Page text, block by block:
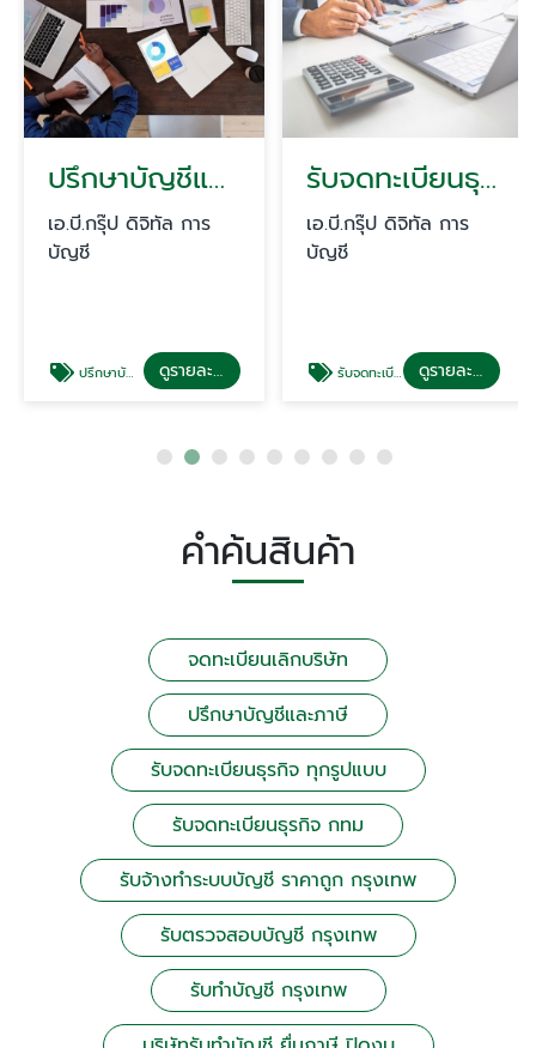
ปรึกษาบัญชีและภาษีให้กับกิจการ กรุงเทพ
เอ.บี.กรุ๊ป ดิจิทัล การ
บัญชี
ปรึกษาบัญชีและภาษี ดูรายละเอียด
รับจดทะเบียนธุรกิจ กทม
เอ.บี.กรุ๊ป ดิจิทัล การ
บัญชี
รับจดทะเบียนธุรกิจ กทม ดูรายละเอียด
คำค้นสินค้า
จดทะเบียนเลิกบริษัท
ปรึกษาบัญชีและภาษี
รับจดทะเบียนธุรกิจ ทุกรูปแบบ
รับจดทะเบียนธุรกิจ กทม
รับจ้างทำระบบบัญชี ราคาถูก กรุงเทพ
รับตรวจสอบบัญชี กรุงเทพ
รับทำบัญชี กรุงเทพ